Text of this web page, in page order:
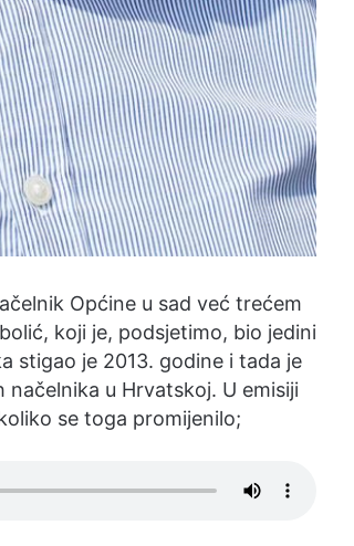
Općine u sad već trećem
koji je, podsjetimo, bio jedini
stigao je 2013. godine i tada je
u Hrvatskoj. U emisiji
se toga promijenilo;